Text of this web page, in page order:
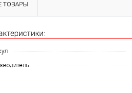
ТОВАРЫ